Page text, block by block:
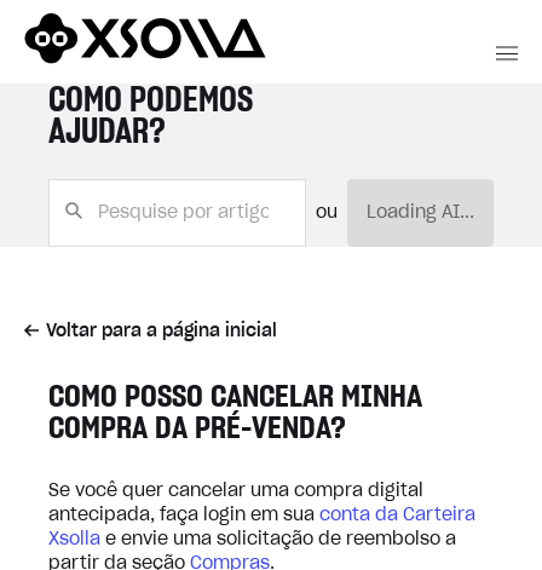
COMO PODEMOS
AJUDAR?
ou Loading AI...
Voltar para a página inicial
COMO POSSO CANCELAR MINHA
COMPRA DA PRÉ-VENDA?
Se você quer cancelar uma compra digital
antecipada, faça login em sua conta da Carteira
Xsolla e envie uma solicitação de reembolso a
partir da seção Compras.